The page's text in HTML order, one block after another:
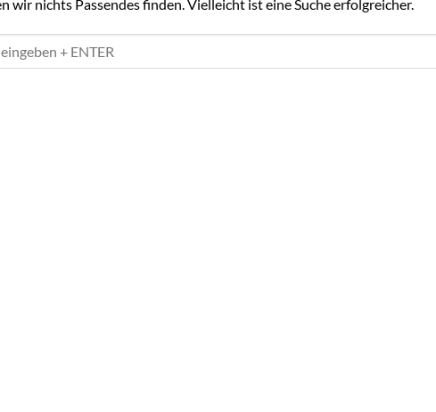
wir nichts Passendes finden. Vielleicht ist eine Suche erfolgreicher.